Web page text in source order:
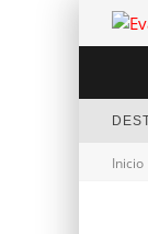
Inicio